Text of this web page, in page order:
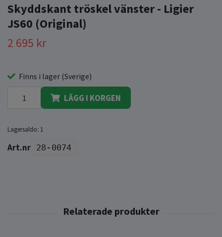
Skyddskant tröskel vänster - Ligier
JS60 (Original)
2 695 kr
Finns i lager (Sverige)
LÄGG I KORGEN
Lagersaldo: 1
28-0074